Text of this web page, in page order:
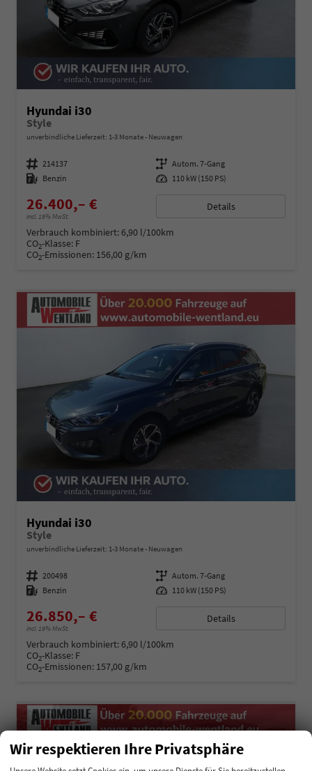
Hyundai i30
Style
unverbindliche Lieferzeit: 1-3 Monate Neuwagen
Fahrzeugnummer 214137 Getriebe Autom. 7-Gang
Kraftstoff Benzin Leistung 110 kW (150 PS)
26.400,– €
incl. 19% MwSt.
Details
Verbrauch kombiniert:6,90 l/100km
CO2-Klasse: F
CO2-Emissionen: 156,00 g/km
Hyundai i30
Style
unverbindliche Lieferzeit: 1-3 Monate Neuwagen
Fahrzeugnummer 200498 Getriebe Autom. 7-Gang
Kraftstoff Benzin Leistung 110 kW (150 PS)
26.850,– €
incl. 19% MwSt.
Details
Verbrauch kombiniert:6,90 l/100km
CO2-Klasse: F
CO2-Emissionen: 157,00 g/km
Wir respektieren Ihre Privatsphäre